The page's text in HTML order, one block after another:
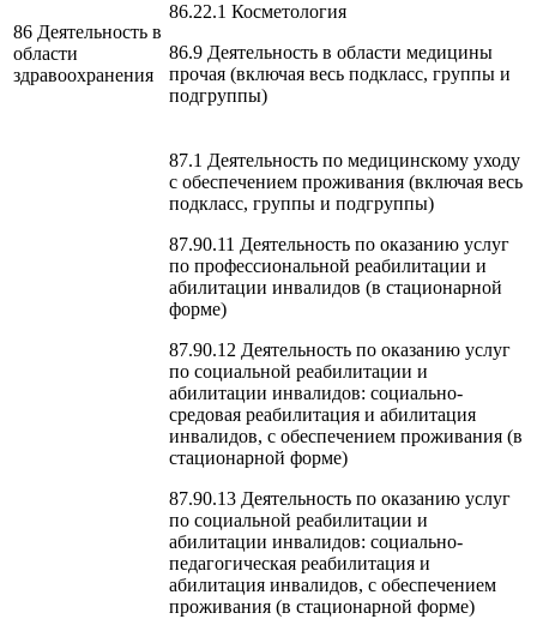
86 Деятельность в
области
здравоохранения
86.22.1 Косметология
86.9 Деятельность в области медицины
прочая (включая весь подкласс, группы и
подгруппы)
87.1 Деятельность по медицинскому уходу
с обеспечением проживания (включая весь
подкласс, группы и подгруппы)
87.90.11 Деятельность по оказанию услуг
по профессиональной реабилитации и
абилитации инвалидов (в стационарной
форме)
87.90.12 Деятельность по оказанию услуг
по социальной реабилитации и
абилитации инвалидов: социально-
средовая реабилитация и абилитация
инвалидов, с обеспечением проживания (в
стационарной форме)
87.90.13 Деятельность по оказанию услуг
по социальной реабилитации и
абилитации инвалидов: социально-
педагогическая реабилитация и
абилитация инвалидов, с обеспечением
проживания (в стационарной форме)